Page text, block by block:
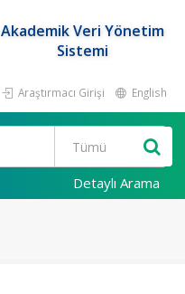
Akademik Veri Yönetim
Sistemi
Araştırmacı Girişi English
Detaylı Arama